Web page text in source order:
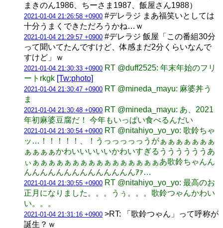
まきのん1986、ちーさま1987、飯屋さん1988）
2021-01-04 21:26:58 +0900 #デレラジ まあ福笑いとしては
十分うまくできただろうかね…ｗ
2021-01-04 21:29:57 +0900 #デレラジ 飯屋「この番組30分
って聞いてたんですけど、体感まだ2分くらいなんで
すけど」ｗ
2021-01-04 21:30:33 +0900 RT @duff2525: 年末年始のフリ
ートrkgk [Tw:photo]
2021-01-04 21:30:47 +0900 RT @mineda_mayu: 麻婆丼う
ま
2021-01-04 21:30:48 +0900 RT @mineda_mayu: あ、2021
年初麻婆豆腐だ！ 今年もいっぱい食べるんだい
2021-01-04 21:30:54 +0900 RT @nitahiyo_yo_yo: 歌鈴ちゃ
ッ…！！！！！、！うっっっっっうがぁぁぁぁぁぁぁ
ぁぁぁぁかわいいいいいかわいすぎるううううううあ
ぃぁぁぁぁぁぁぁぁぁぁぁぁぁぁぁぁあ歌鈴ちゃんん
んんんんんんんんんんんんんんｱｧ…
2021-01-04 21:30:55 +0900 RT @nitahiyo_yo_yo: 最高のお
正月になりました。。。うぅ。。。歌鈴つゃんかわい
い。。。
2021-01-04 21:31:16 +0900 >RT: 「歌鈴つゃん」って呼称が
誕生？ｗ